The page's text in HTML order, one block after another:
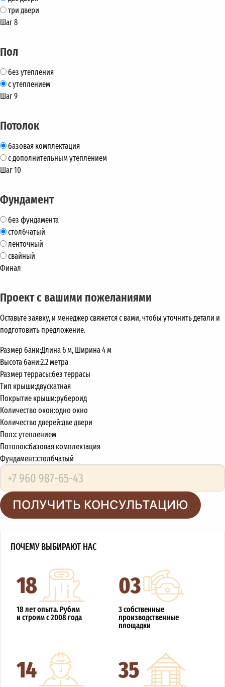
три двери
Шаг 8
Пол
без утепления
с утеплением
Шаг 9
Потолок
базовая комплектация
с дополнительным утеплением
Шаг 10
Фундамент
без фундамента
столбчатый
ленточный
свайный
Финал
Проект с вашими пожеланиями
Оставьте заявку, и менеджер свяжется с вами, чтобы уточнить детали и
подготовить предложение.
Размер бани:Длина 6 м, Ширина 4 м
Высота бани:2.2 метра
Размер террасы:без террасы
Тип крыши:двускатная
Покрытие крыши:рубероид
Количество окон:одно окно
Количество дверей:две двери
Пол:с утеплением
Потолок:базовая комплектация
Фундамент:столбчатый
ПОЛУЧИТЬ КОНСУЛЬТАЦИЮ
ПОЧЕМУ ВЫБИРАЮТ НАС
18
18 лет опыта. Рубим
и строим с 2008 года
03
3 собственные
производственные
площадки
14 35